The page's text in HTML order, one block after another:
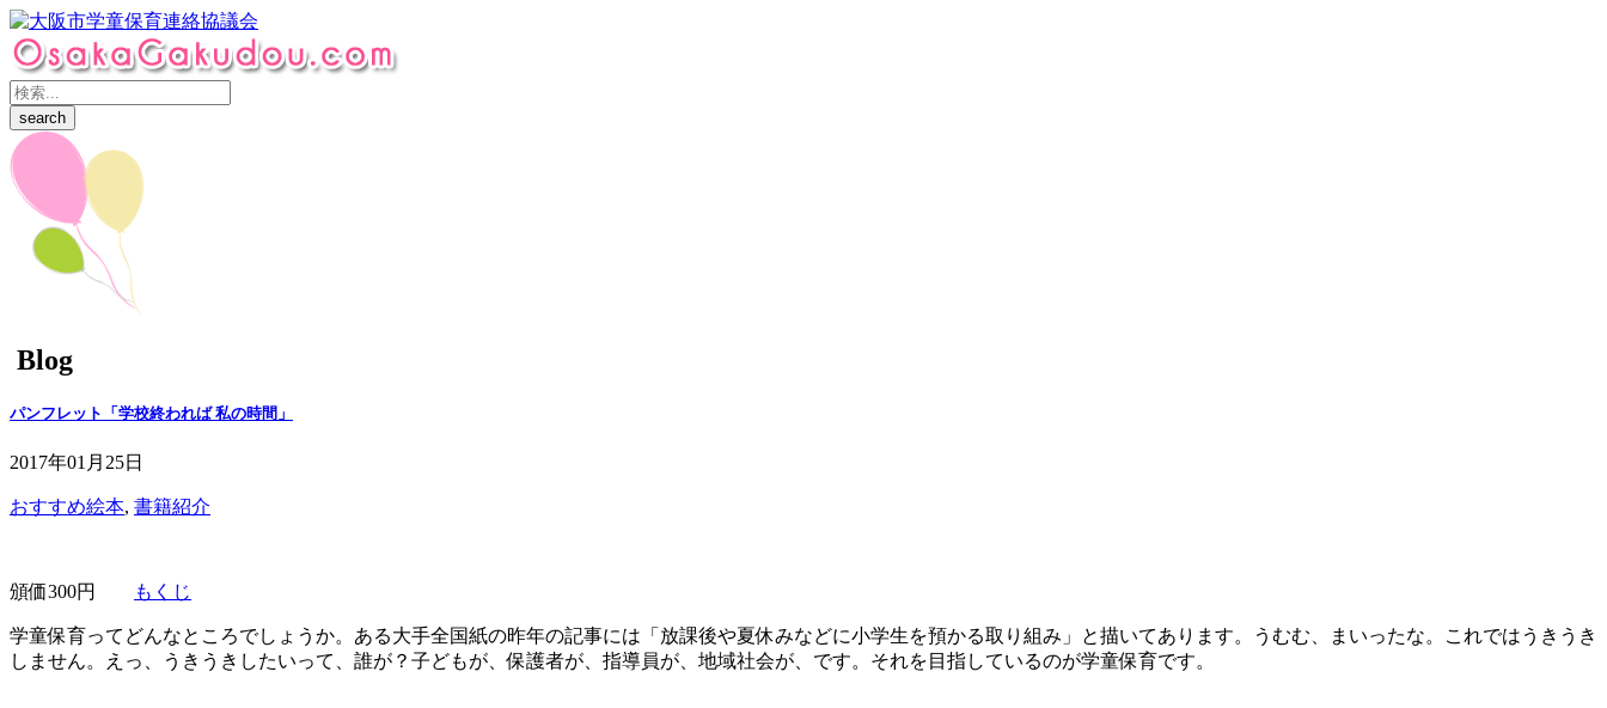
Blog
パンフレット「学校終われば 私の時間」
2017年01月25日
おすすめ絵本, 書籍紹介
頒価300円 もくじ
学童保育ってどんなところでしょうか。ある大手全国紙の昨年の記事には「放課後や夏休みなどに小学生を預かる取り組み」と描いてあります。うむむ、まいったな。これではうきうき
しません。えっ、うきうきしたいって、誰が？子どもが、保護者が、指導員が、地域社会が、です。それを目指しているのが学童保育です。